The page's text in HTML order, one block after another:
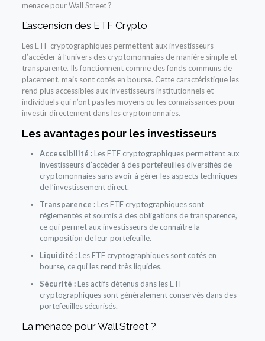
menace pour Wall Street ?
L’ascension des ETF Crypto
Les ETF cryptographiques permettent aux investisseurs
d’accéder à l’univers des cryptomonnaies de manière simple et
transparente. Ils fonctionnent comme des fonds communs de
placement, mais sont cotés en bourse. Cette caractéristique les
rend plus accessibles aux investisseurs institutionnels et
individuels qui n’ont pas les moyens ou les connaissances pour
investir directement dans les cryptomonnaies.
Les avantages pour les investisseurs
Accessibilité :Les ETF cryptographiques permettent aux
investisseurs d’accéder à des portefeuilles diversifiés de
cryptomonnaies sans avoir à gérer les aspects techniques
de l’investissement direct.
Transparence :Les ETF cryptographiques sont
réglementés et soumis à des obligations de transparence,
ce qui permet aux investisseurs de connaître la
composition de leur portefeuille.
Liquidité :Les ETF cryptographiques sont cotés en
bourse, ce qui les rend très liquides.
Sécurité :Les actifs détenus dans les ETF
cryptographiques sont généralement conservés dans des
portefeuilles sécurisés.
La menace pour Wall Street ?